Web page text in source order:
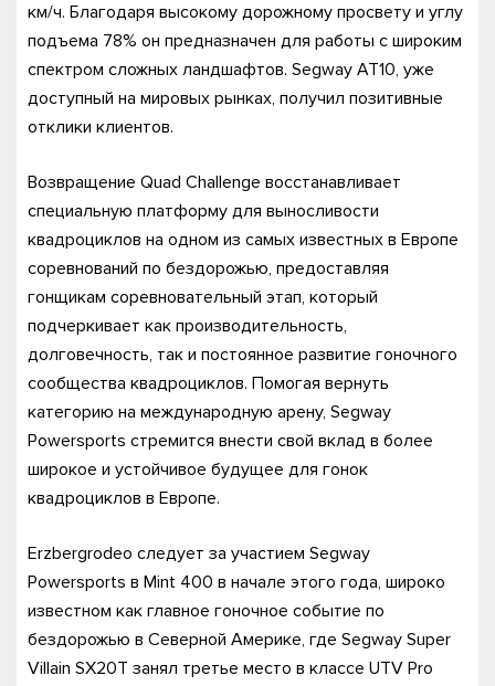
км/ч. Благодаря высокому дорожному просвету и углу
подъема 78% он предназначен для работы с широким
спектром сложных ландшафтов. Segway AT10, уже
доступный на мировых рынках, получил позитивные
отклики клиентов.
Возвращение Quad Challenge восстанавливает
специальную платформу для выносливости
квадроциклов на одном из самых известных в Европе
соревнований по бездорожью, предоставляя
гонщикам соревновательный этап, который
подчеркивает как производительность,
долговечность, так и постоянное развитие гоночного
сообщества квадроциклов. Помогая вернуть
категорию на международную арену, Segway
Powersports стремится внести свой вклад в более
широкое и устойчивое будущее для гонок
квадроциклов в Европе.
Erzbergrodeo следует за участием Segway
Powersports в Mint 400 в начале этого года, широко
известном как главное гоночное событие по
бездорожью в Северной Америке, где Segway Super
Villain SX20T занял третье место в классе UTV Pro